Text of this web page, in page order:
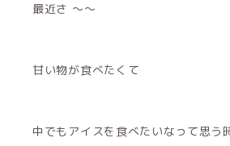
最近さ 〜〜
甘い物が食べたくて
中でもアイスを食べたいなって思う